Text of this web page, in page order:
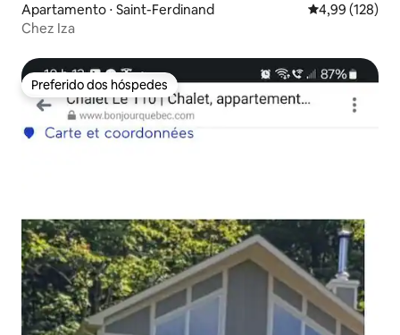
Apartamento ⋅ Saint-Ferdinand 4,99 de uma
4,99 (128)
Chez Iza
Preferido dos hóspedes
Preferido dos hóspedes